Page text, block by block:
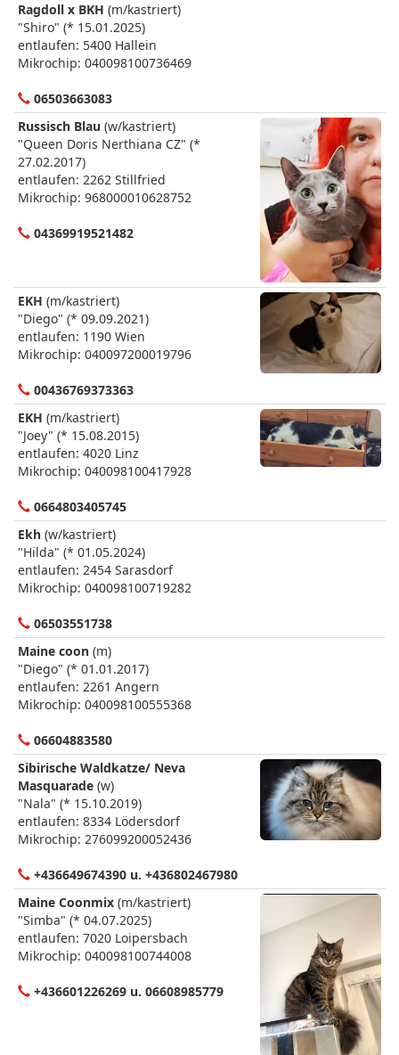
Ragdoll x BKH (m/kastriert)
"Shiro" (* 15.01.2025)
entlaufen: 5400 Hallein
Mikrochip: 040098100736469
06503663083
Russisch Blau (w/kastriert)
"Queen Doris Nerthiana CZ" (*
27.02.2017)
entlaufen: 2262 Stillfried
Mikrochip: 968000010628752
04369919521482
EKH (m/kastriert)
"Diego" (* 09.09.2021)
entlaufen: 1190 Wien
Mikrochip: 040097200019796
00436769373363
EKH (m/kastriert)
"Joey" (* 15.08.2015)
entlaufen: 4020 Linz
Mikrochip: 040098100417928
0664803405745
Ekh (w/kastriert)
"Hilda" (* 01.05.2024)
entlaufen: 2454 Sarasdorf
Mikrochip: 040098100719282
06503551738
Maine coon (m)
"Diego" (* 01.01.2017)
entlaufen: 2261 Angern
Mikrochip: 040098100555368
06604883580
Sibirische Waldkatze/ Neva
Masquarade (w)
"Nala" (* 15.10.2019)
entlaufen: 8334 Lödersdorf
Mikrochip: 276099200052436
+436649674390 u. +436802467980
Maine Coonmix (m/kastriert)
"Simba" (* 04.07.2025)
entlaufen: 7020 Loipersbach
Mikrochip: 040098100744008
+436601226269 u. 06608985779